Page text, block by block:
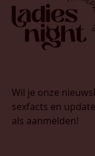
Wil je onze
sexfacts en
als aanmelden!